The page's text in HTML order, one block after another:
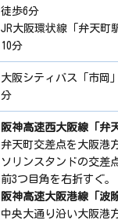
徒歩6分
JR大阪環状線「弁天町
10分
大阪シティバス「市岡
分
阪神高速西大阪線「弁
弁天町交差点を大阪港
ソリンスタンドの交差
前3つ目角を右折すぐ。
阪神高速大阪港線「波
中央大通り沿い大阪港